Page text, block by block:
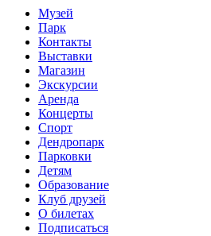
Музей
Парк
Контакты
Выставки
Магазин
Экскурсии
Аренда
Концерты
Спорт
Дендропарк
Парковки
Детям
Образование
Клуб друзей
О билетах
Подписаться